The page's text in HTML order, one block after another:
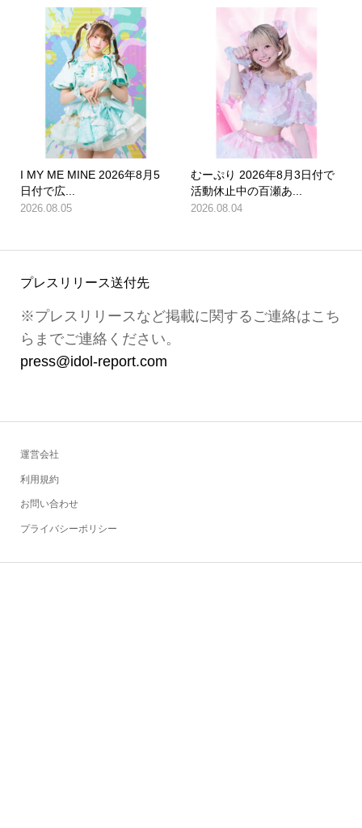
I MY ME MINE 2026年8月5
日付で広...
2026.08.05
むーぷり 2026年8月3日付で
活動休止中の百瀬あ...
2026.08.04
プレスリリース送付先
※プレスリリースなど掲載に関するご連絡はこち
らまでご連絡ください。
press@idol-report.com
運営会社
利用規約
お問い合わせ
プライバシーポリシー